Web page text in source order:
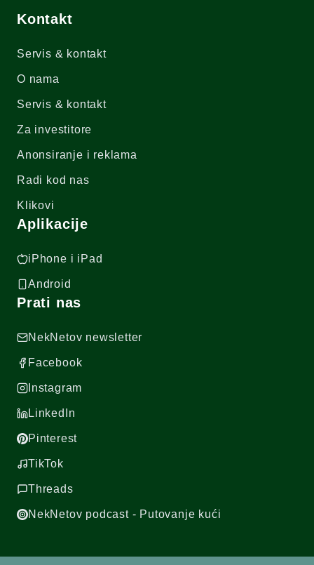
Kontakt
Servis & kontakt
O nama
Servis & kontakt
Za investitore
Anonsiranje i reklama
Radi kod nas
Klikovi
Aplikacije
iPhone i iPad
Android
Prati nas
NekNetov newsletter
Facebook
Instagram
LinkedIn
Pinterest
TikTok
Threads
NekNetov podcast - Putovanje kući